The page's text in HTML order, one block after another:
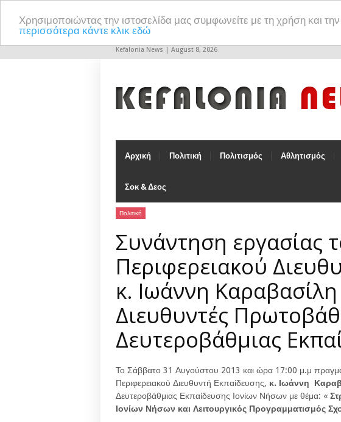
Χρησιμοποιώντας την ιστοσελίδα μας συμφωνείτε με τη χρήση και
περισσότερα κάντε κλικ εδώ
Kefalonia News | August 8, 2026
Αρχική Πολιτική Πολιτισμός Αθλητισμός
Σοκ & Δεος
Πολιτική
Συνάντηση εργασίας
Περιφερειακού
κ. Ιωάννη
Διευθυντές
Δευτεροβάθμιας
Το Σάββατο 31 Αυγούστου 2013 και ώρα 17:00 μ.μ
Περιφερειακού Διευθυντή Εκπαίδευσης, κ. Ιωάννη
Δευτεροβάθμιας Εκπαίδευσης Ιονίων Νήσων με θέμα: «
Ιονίων Νήσων και Λειτουργικός Προγραμματισμός